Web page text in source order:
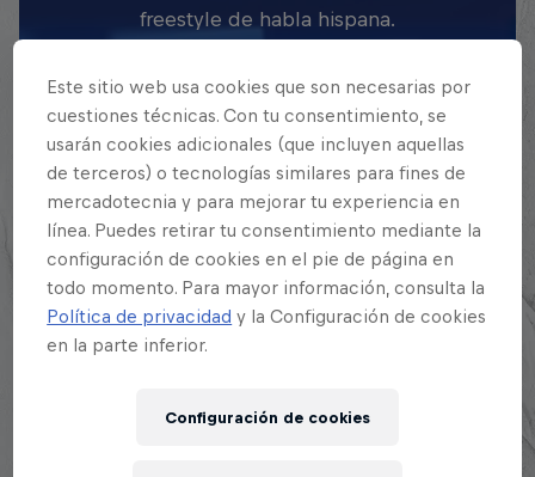
freestyle de habla hispana.
Explora la Galaxia de Red Bull Batalla
CONOCE LOS ARTISTAS
Este sitio web usa cookies que son necesarias por
cuestiones técnicas. Con tu consentimiento, se
usarán cookies adicionales (que incluyen aquellas
de terceros) o tecnologías similares para fines de
mercadotecnia y para mejorar tu experiencia en
línea. Puedes retirar tu consentimiento mediante la
configuración de cookies en el pie de página en
todo momento. Para mayor información, consulta la
Política de privacidad y la Configuración de cookies
en la parte inferior.
Configuración de cookies